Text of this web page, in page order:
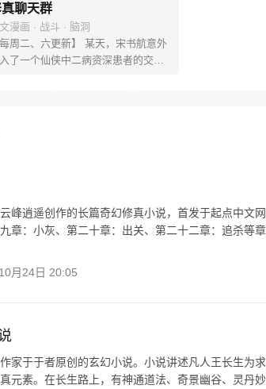
聊天群
漫画 · 战斗 · 脑洞
每周二、六更新】 某天，宋书航意外
了一个仙侠中二病资深患者的交流
。整天聊的是炼丹、闯秘境、炼功
啥的。 突然有一天，潜水良久的他
云峰逍遥创作的长篇奇幻修真小说，首发于起点中文
章：小灰、第二十章：出关、第二十二章：追杀等
月24日 20:05
作家于于者原创的玄幻小说。小说讲述凡人王长生为
元素。在长生路上，有神通道法、奇景幽谷、灵丹